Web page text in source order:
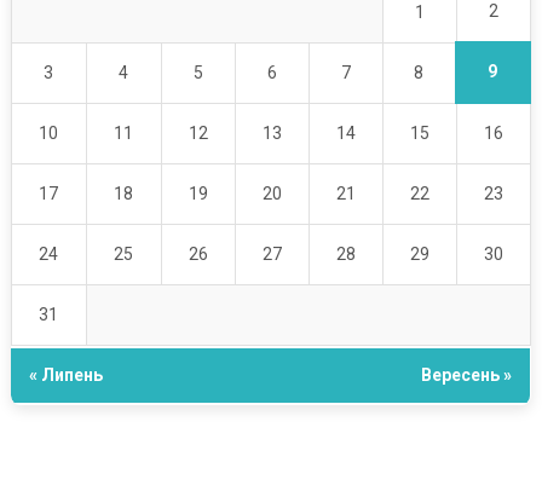
1 2
3 4 5 6 7 8 9
10 11 12 13 14 15 16
17 18 19 20 21 22 23
24 25 26 27 28 29 30
31
« Липень Вересень »